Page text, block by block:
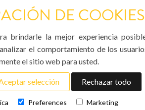
DE COOKIES
brindarle la mejor experiencia
el comportamiento de los
el sitio web para usted.
selección Rechazar todo
Preferences Marketing